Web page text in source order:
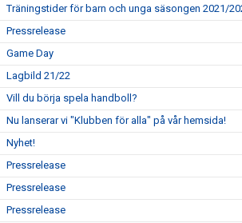
Träningstider för barn och unga säsongen 2021/
Pressrelease
Game Day
Lagbild 21/22
Vill du börja spela handboll?
Nu lanserar vi "Klubben för alla" på vår hemsida!
Nyhet!
Pressrelease
Pressrelease
Pressrelease